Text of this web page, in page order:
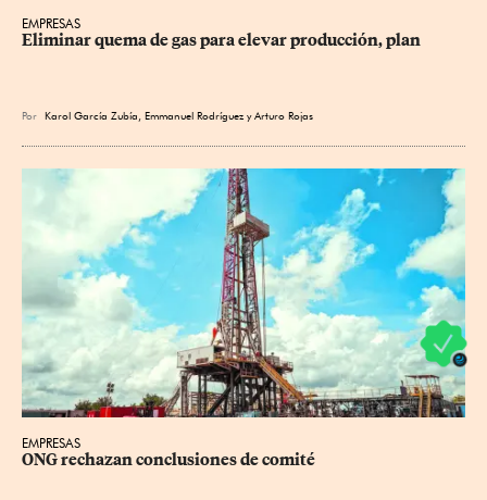
EMPRESAS
Eliminar quema de gas para elevar producción, plan
Por Karol García Zubía Emmanuel Rodríguez yArturo Rojas
EMPRESAS
ONG rechazan conclusiones de comité